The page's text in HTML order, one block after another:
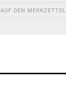
AUF DEN MERKZETTEL